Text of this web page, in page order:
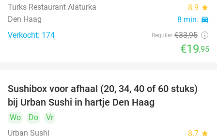
Turks Restaurant Alaturka
8.9 star
Den Haag 8 min. directions_car
Verkocht: 174 Regulier €33,95
€19,95
49%
Sushibox voor afhaal (20, 34, 40 of 60 stuks)
bij Urban Sushi in hartje Den Haag
Wo Do
Vr
Urban Sushi
8.7 star